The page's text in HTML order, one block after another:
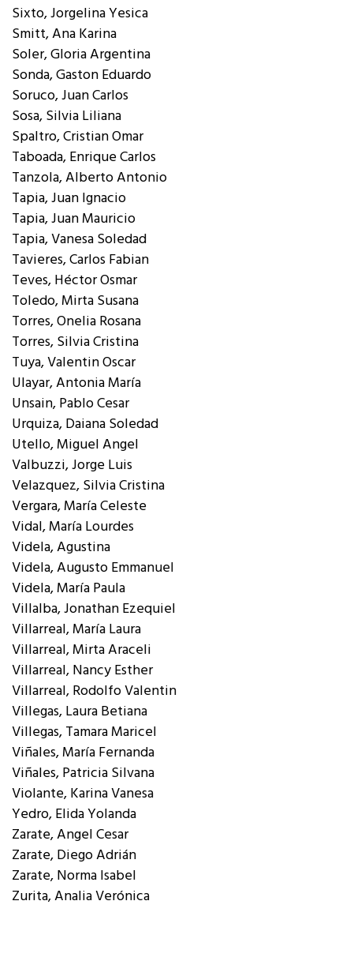
Sixto, Jorgelina Yesica
Smitt, Ana Karina
Soler, Gloria Argentina
Sonda, Gaston Eduardo
Soruco, Juan Carlos
Sosa, Silvia Liliana
Spaltro, Cristian Omar
Taboada, Enrique Carlos
Tanzola, Alberto Antonio
Tapia, Juan Ignacio
Tapia, Juan Mauricio
Tapia, Vanesa Soledad
Tavieres, Carlos Fabian
Teves, Héctor Osmar
Toledo, Mirta Susana
Torres, Onelia Rosana
Torres, Silvia Cristina
Tuya, Valentin Oscar
Ulayar, Antonia María
Unsain, Pablo Cesar
Urquiza, Daiana Soledad
Utello, Miguel Angel
Valbuzzi, Jorge Luis
Velazquez, Silvia Cristina
Vergara, María Celeste
Vidal, María Lourdes
Videla, Agustina
Videla, Augusto Emmanuel
Videla, María Paula
Villalba, Jonathan Ezequiel
Villarreal, María Laura
Villarreal, Mirta Araceli
Villarreal, Nancy Esther
Villarreal, Rodolfo Valentin
Villegas, Laura Betiana
Villegas, Tamara Maricel
Viñales, María Fernanda
Viñales, Patricia Silvana
Violante, Karina Vanesa
Yedro, Elida Yolanda
Zarate, Angel Cesar
Zarate, Diego Adrián
Zarate, Norma Isabel
Zurita, Analia Verónica